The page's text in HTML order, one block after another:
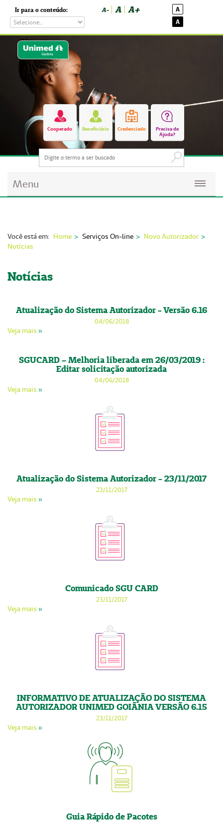
Ir para o conteúdo: A- A A+
A
A
Cooperado Beneficiário Credenciado
Precisa de
Ajuda?
Menu
Serviços On-line
Imprensa
Fale Conosco
ANS
Você está em: Home Serviços On-line
Novo Autorizador
Notícias
Notícias
Atualização do Sistema Autorizador - Versão 6.16
04/06/2018
Veja mais »
SGUCARD – Melhoria liberada em 26/03/2019 :
Editar solicitação autorizada
04/06/2018
Veja mais »
Atualização do Sistema Autorizador - 23/11/2017
23/11/2017
Veja mais »
Comunicado SGU CARD
23/11/2017
Veja mais »
INFORMATIVO DE ATUALIZAÇÃO DO SISTEMA
AUTORIZADOR UNIMED GOIÃNIA VERSÃO 6.15
23/11/2017
Veja mais »
Guia Rápido de Pacotes